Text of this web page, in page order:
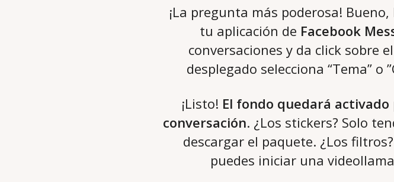
¡La pregunta más poderosa!
tu aplicación de Facebook
conversaciones y da click sobre
desplegado selecciona “Tema” o
¡Listo! El fondo quedará
conversación. ¿Los stickers? Solo
descargar el paquete. ¿Los
puedes iniciar una